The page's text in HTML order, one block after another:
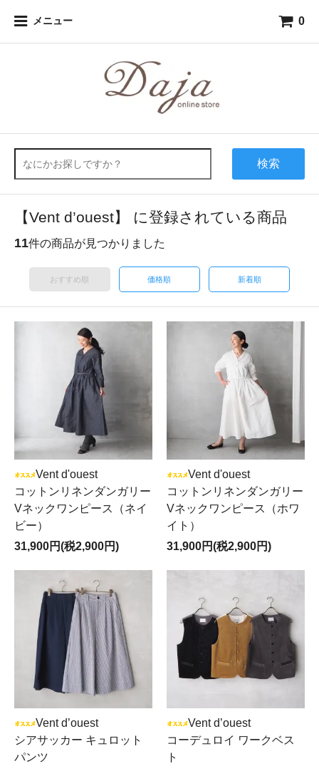
メニュー 0
検索
【Vent d’ouest】 に登録されている商品
11件の商品が見つかりました
おすすめ順 価格順 新着順
Vent d'ouest
コットンリネンダンガリー
Vネックワンピース（ネイ
ビー）
31,900円(税2,900円)
Vent d'ouest
コットンリネンダンガリー
Vネックワンピース（ホワ
イト）
31,900円(税2,900円)
Vent d’ouest
シアサッカー キュロット
パンツ
Vent d’ouest
コーデュロイ ワークベス
ト